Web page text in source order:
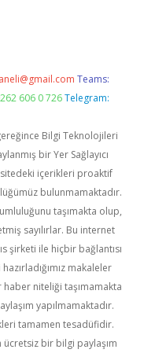
Teams:
606 0 726 Telegram:
Bilgi Teknolojileri
bir Yer Sağlayıcı
içerikleri proaktif
bulunmamaktadır.
taşımakta olup,
sayılırlar. Bu internet
şirketi ile hiçbir bağlantısı
makaleler
niteliği taşımamakta
yapılmamaktadır.
tamamen tesadüfidir.
ücretsiz bir bilgi paylaşım